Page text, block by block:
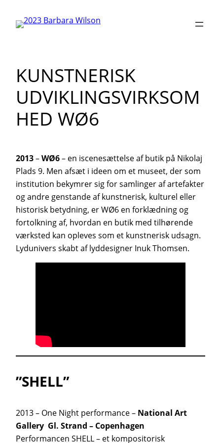
KUNSTNERISK
UDVIKLINGSVIRKSOM
HED WØ6
2013–WØ6– en iscenesættelse af butik på Nikolaj
Plads 9. Men afsæt i ideen om et museet, der som
institution bekymrer sig for samlinger af artefakter
og andre genstande af kunstnerisk, kulturel eller
historisk betydning, er WØ6 en forklædning og
fortolkning af, hvordan en butik med tilhørende
værksted kan opleves som et kunstnerisk udsagn.
Lydunivers skabt af lyddesigner Inuk Thomsen.
”SHELL”
2013 – One Night performance – National Art
Gallery Gl. Strand – Copenhagen
Performancen SHELL – et kompositorisk